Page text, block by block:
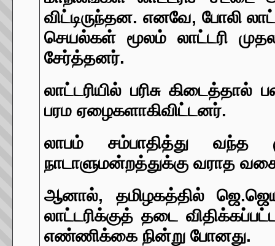
விட்டிருந்தன. எனவே, போலி
செயல்கள் மூலம் லாட்டரி
சேர்த்தனர்.
லாட்டரியில் பரிசு
பரம ஏழைகளாகிவிட்டனர்.
லாபம் சம்பாதித்து வந்த
நாடாளுமன்றத்துக்கு வராத
ஆனால், தமிழகத்தில்
லாட்டரிக்குத் தடை
எண்ணிக்கை நின்று போனது.